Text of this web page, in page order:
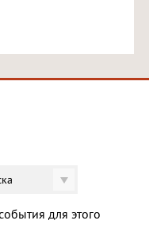
для этого